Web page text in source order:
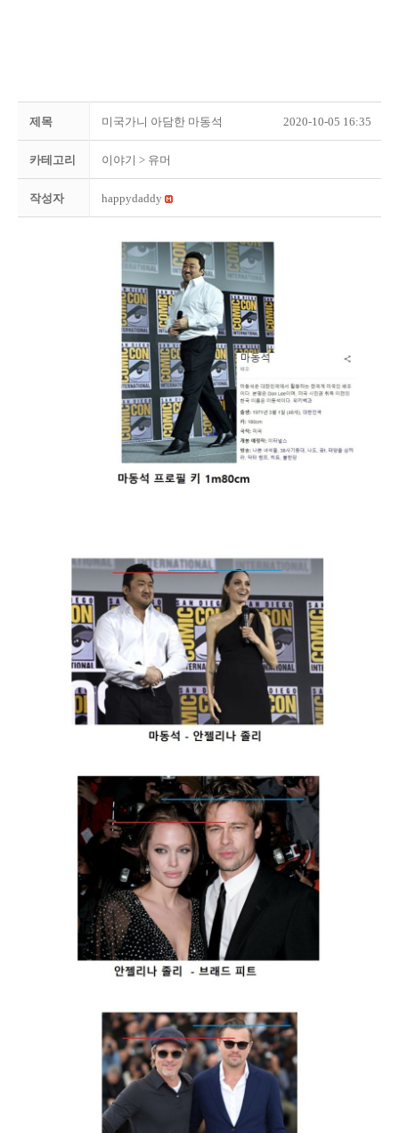
제목 미국가니 아담한 마동석 2020-10-05 16:35
카테고리 이야기 > 유머
작성자 happydaddy